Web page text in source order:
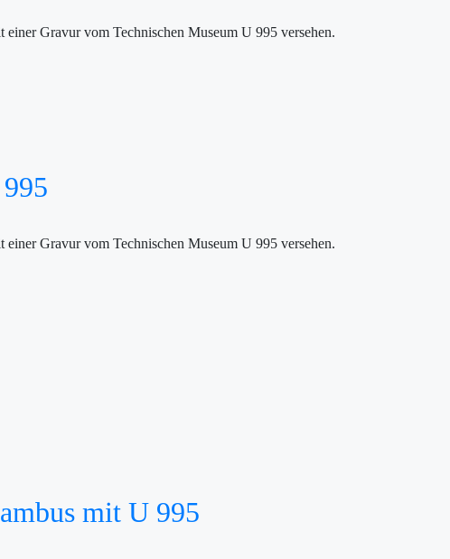
Gravur vom Technischen Museum U 995 versehen.
Gravur vom Technischen Museum U 995 versehen.
mit U 995